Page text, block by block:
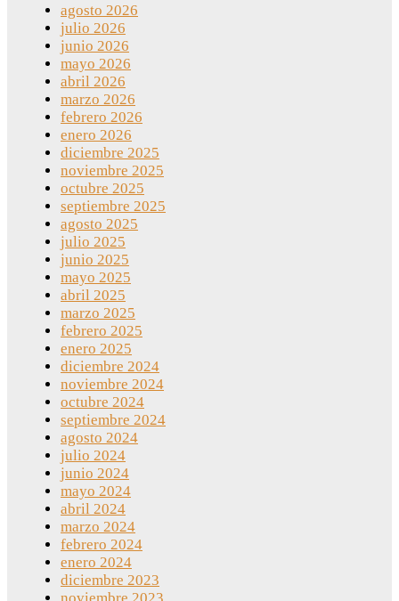
agosto 2026
julio 2026
junio 2026
mayo 2026
abril 2026
marzo 2026
febrero 2026
enero 2026
diciembre 2025
noviembre 2025
octubre 2025
septiembre 2025
agosto 2025
julio 2025
junio 2025
mayo 2025
abril 2025
marzo 2025
febrero 2025
enero 2025
diciembre 2024
noviembre 2024
octubre 2024
septiembre 2024
agosto 2024
julio 2024
junio 2024
mayo 2024
abril 2024
marzo 2024
febrero 2024
enero 2024
diciembre 2023
noviembre 2023